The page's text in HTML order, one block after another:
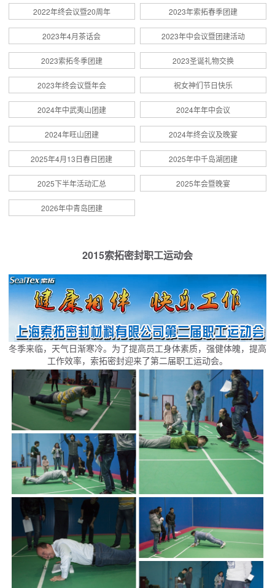
2022年终会议暨20周年 2023年索拓春季团建
2023年4月茶话会 2023年中会议暨团建活动
2023索拓冬季团建 2023圣诞礼物交换
2023年终会议暨年会 祝女神们节日快乐
2024年中武夷山团建 2024年年中会议
2024年旺山团建 2024年终会议及晚宴
2025年4月13日春日团建 2025年中千岛湖团建
2025下半年活动汇总 2025年会暨晚宴
2026年中青岛团建
2015索拓密封职工运动会
冬季来临，天气日渐寒冷。为了提高员工身体素质，强健体魄，提高
工作效率，索拓密封迎来了第二届职工运动会。